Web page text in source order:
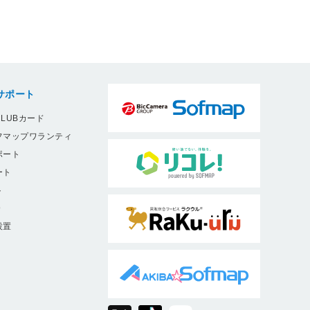
ポート
カード
ップワランティ
ト
置